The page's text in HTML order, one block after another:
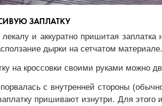
ЗАПЛАТКУ
и аккуратно пришитая заплатка
дырки на сетчатом материале.
на кроссовки своими руками можно
с внутренней стороны
пришивают изнутри. Для этого